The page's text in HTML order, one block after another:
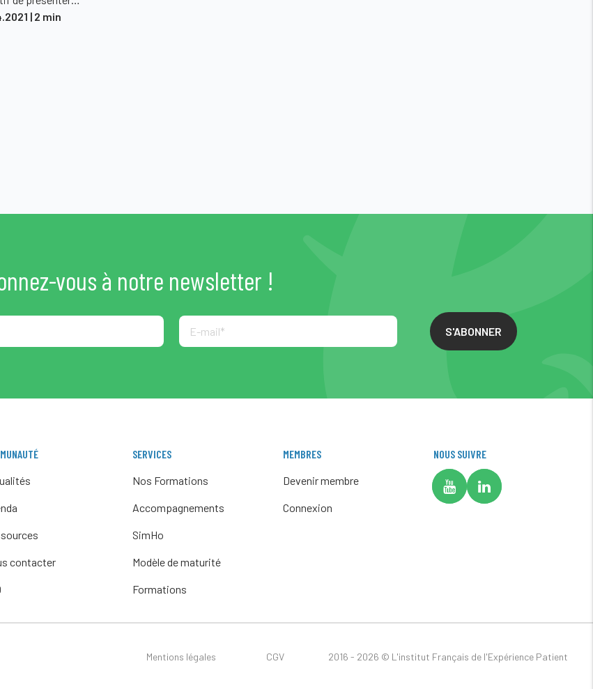
| 2 min
vous à notre newsletter !
S'ABONNER
contacter
SERVICES
Nos Formations
Accompagnements
SimHo
Modèle de maturité
Formations
MEMBRES
Devenir membre
Connexion
NOUS SUIVRE
Mentions légales CGV 2016 - 2026 © L'institut Français de l'Expérience Patient